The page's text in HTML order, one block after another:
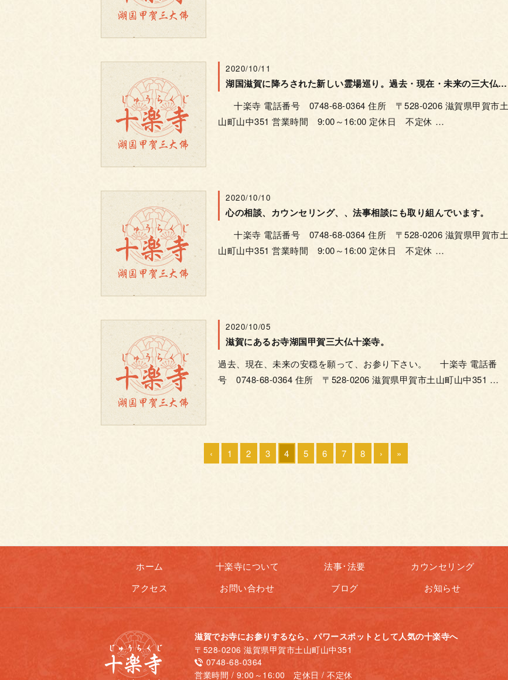
2020/10/11
湖国滋賀に降ろされた新しい霊場巡り。過去・現在・未来の三大仏をめぐり安穏を願う。甲賀三大仏十楽寺
十楽寺 電話番号 0748-68-0364 住所 〒528-0206 滋賀県甲賀市土
山町山中351 営業時間 9:00～16:00 定休日 不定休 …
2020/10/10
心の相談、カウンセリング、、法事相談にも取り組んでいます。
十楽寺 電話番号 0748-68-0364 住所 〒528-0206 滋賀県甲賀市土
山町山中351 営業時間 9:00～16:00 定休日 不定休 …
2020/10/05
滋賀にあるお寺湖国甲賀三大仏十楽寺。
過去、現在、未来の安穏を願って、お参り下さい。 十楽寺 電話番
号 0748-68-0364 住所 〒528-0206 滋賀県甲賀市土山町山中351 …
‹ 1 2 3 4 5 6 7 8 › »
ホーム 十楽寺について 法事･法要 カウンセリング
アクセス
お問い合わせ ブログ お知らせ
滋賀でお寺にお参りするなら、パワースポットとして人気の十楽寺へ
〒528-0206 滋賀県甲賀市土山町山中351
0748-68-0364
営業時間 / 9:00～16:00 定休日 / 不定休